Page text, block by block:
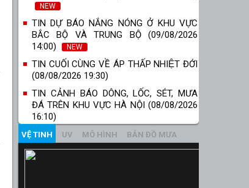
NEW
TIN DỰ BÁO NẮNG NÓNG Ở KHU VỰC
BẮC BỘ VÀ TRUNG BỘ (09/08/2026
14:00)
NEW
TIN CUỐI CÙNG VỀ ÁP THẤP NHIỆT ĐỚI
(08/08/2026 19:30)
TIN CẢNH BÁO DÔNG, LỐC, SÉT, MƯA
ĐÁ TRÊN KHU VỰC HÀ NỘI (08/08/2026
16:10)
VỆ TINH UV MÔ HÌNH BẢN ĐỒ MƯA